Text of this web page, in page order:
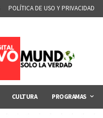
POLÍTICA DE USO Y PRIVACIDAD
CULTURA PROGRAMAS